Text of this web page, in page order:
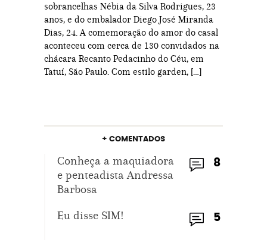
sobrancelhas Nébia da Silva Rodrigues, 23
anos, e do embalador Diego José Miranda
Dias, 24. A comemoração do amor do casal
aconteceu com cerca de 130 convidados na
chácara Recanto Pedacinho do Céu, em
Tatuí, São Paulo. Com estilo garden, […]
+ COMENTADOS
8
Conheça a maquiadora
e penteadista Andressa
Barbosa
5
Eu disse SIM!